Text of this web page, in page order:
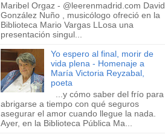
Maribel Orgaz - @leerenmadrid.com David
González Nuño , musicólogo ofreció en la
Biblioteca Mario Vargas LLosa una
presentación singul...
Yo espero al final, morir de
vida plena - Homenaje a
María Victoria Reyzabal,
poeta
...y cómo saber del frío para
abrigarse a tiempo con qué seguros
asegurar el amor cuando llegue la nada.
Ayer, en la Biblioteca Pública Ma...